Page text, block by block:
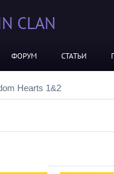
CLAN
ФОРУМ СТАТЬИ
Hearts 1&2